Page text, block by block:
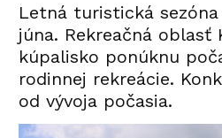
Letná turistická
júna. Rekreačná oblasť
kúpalisko ponúknu
rodinnej rekreácie.
od vývoja počasia.